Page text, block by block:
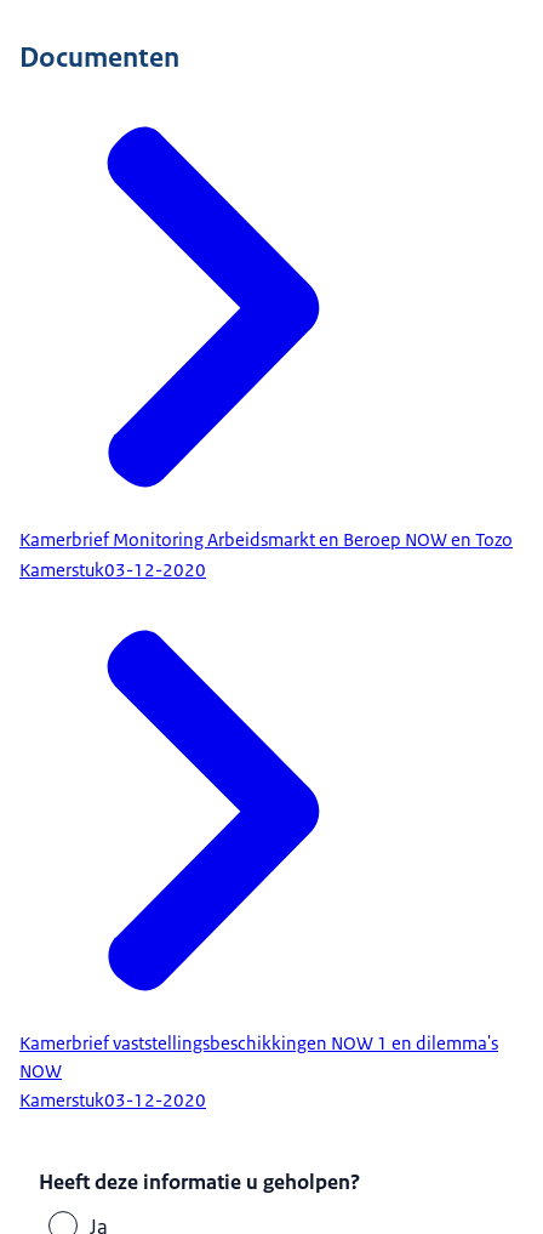
Documenten
Kamerbrief Monitoring Arbeidsmarkt en Beroep NOW en Tozo
Kamerstuk03-12-2020
Kamerbrief vaststellingsbeschikkingen NOW 1 en dilemma's
NOW
Kamerstuk03-12-2020
Heeft deze informatie u geholpen?
Ja